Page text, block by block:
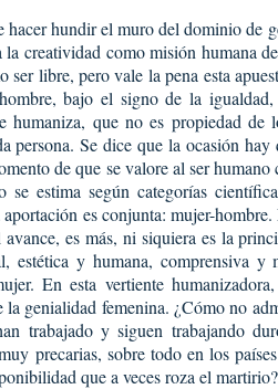
hacer hundir el muro del dominio de
creatividad como misión humana
ser libre, pero vale la pena esta
hombre, bajo el signo de la
humaniza, que no es propiedad de
persona. Se dice que la ocasión hay
de que se valore al ser humano
se estima según categorías
es conjunta: mujer-
es más, ni siquiera es la
estética y humana, comprensiva y
En esta vertiente
la genialidad femenina. ¿Cómo no
trabajado y siguen trabajando
precarias, sobre todo en los
que a veces roza el martirio?